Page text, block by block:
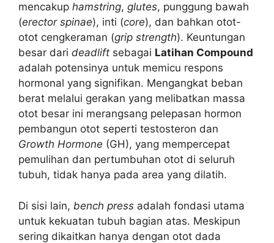
mencakup hamstring, glutes, punggung bawah
(erector spinae), inti (core), dan bahkan otot-
otot cengkeraman (grip strength). Keuntungan
besar dari deadlift sebagai Latihan Compound
adalah potensinya untuk memicu respons
hormonal yang signifikan. Mengangkat beban
berat melalui gerakan yang melibatkan massa
otot besar ini merangsang pelepasan hormon
pembangun otot seperti testosteron dan
Growth Hormone (GH), yang mempercepat
pemulihan dan pertumbuhan otot di seluruh
tubuh, tidak hanya pada area yang dilatih.
Di sisi lain, bench press adalah fondasi utama
untuk kekuatan tubuh bagian atas. Meskipun
sering dikaitkan hanya dengan otot dada